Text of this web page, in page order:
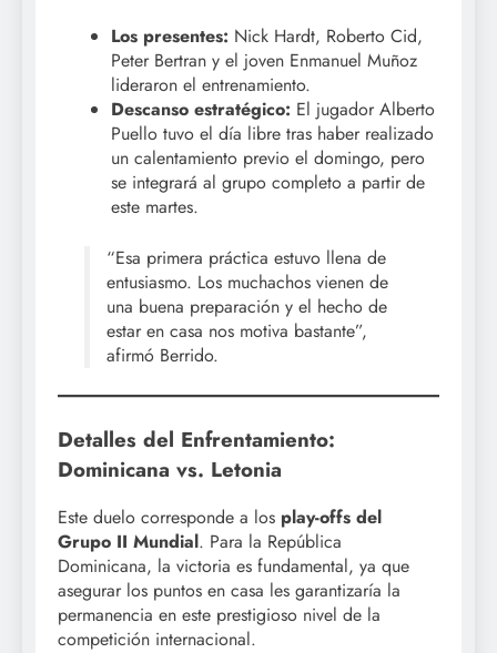
Los presentes: Nick Hardt, Roberto Cid,
Peter Bertran y el joven Enmanuel Muñoz
lideraron el entrenamiento.
Descanso estratégico: El jugador Alberto
Puello tuvo el día libre tras haber realizado
un calentamiento previo el domingo, pero
se integrará al grupo completo a partir de
este martes.
“Esa primera práctica estuvo llena de
entusiasmo. Los muchachos vienen de
una buena preparación y el hecho de
estar en casa nos motiva bastante”,
afirmó Berrido.
Detalles del Enfrentamiento:
Dominicana vs. Letonia
Este duelo corresponde a los play-offs del
Grupo II Mundial. Para la República
Dominicana, la victoria es fundamental, ya que
asegurar los puntos en casa les garantizaría la
permanencia en este prestigioso nivel de la
competición internacional.